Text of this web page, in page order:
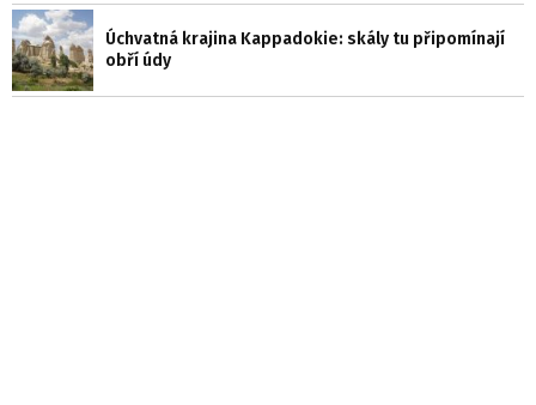
Úchvatná krajina Kappadokie: skály tu připomínají
obří údy